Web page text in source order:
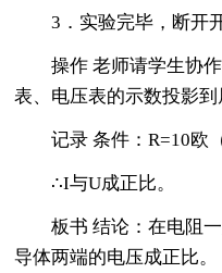
3．实验完毕，断开
操作 老师请学生协
表、电压表的示数投影到
记录 条件：R=10欧
∴I与U成正比。
板书 结论：在电阻
导体两端的电压成正比。